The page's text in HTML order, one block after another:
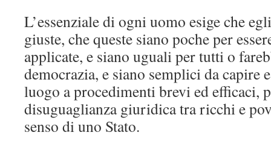
L’essenziale di ogni uomo esige che
giuste, che queste siano poche per
applicate, e siano uguali per tutti o
democrazia, e siano semplici da capire
luogo a procedimenti brevi ed efficaci,
disuguaglianza giuridica tra ricchi e
senso di uno Stato.